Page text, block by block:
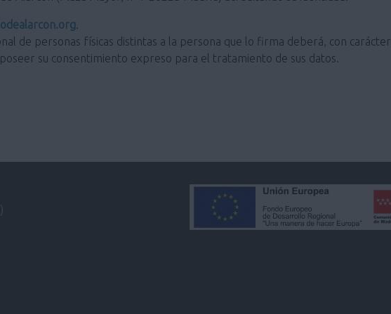
.
de personas físicas distintas a la persona que lo firma deberá, con
su consentimiento expreso para el tratamiento de sus datos.